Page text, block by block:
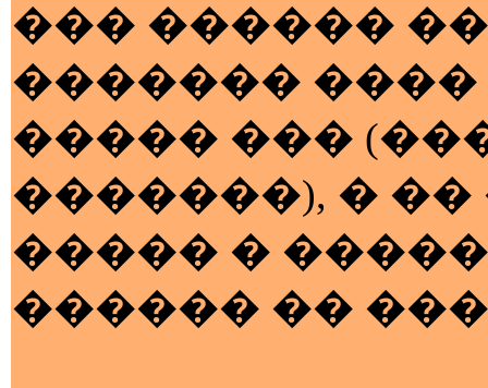
��� ������
�������
����� ���
�������), �
����� �
������ ��